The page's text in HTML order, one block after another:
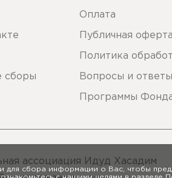
сборы
Оплата
Публичная оферта
Политика
Вопросы и ответы
Программы
ассоциация Идуд Хасадим
сбора информации о Вас, чтобы